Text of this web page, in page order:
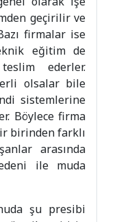
eğitim de
ederler.
olsalar bile
sistemlerine
Böylece firma
birinden farklı
arasında
ile muda
şu presibi
üretilmesi için
gelen soru